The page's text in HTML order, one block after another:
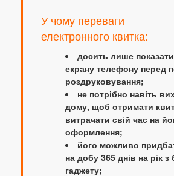
У чому переваги
електронного квитка:
досить лише
екрану телефону перед
роздруковування;
не потрібно навіть
дому, щоб отримати
витрачати свій час на
оформлення;
його можливо
на добу 365 днів на рік з
гаджету;